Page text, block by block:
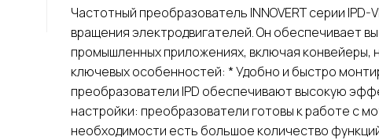
Частотный преобразователь INNOVERT серии
вращения электродвигателей. Он обеспечивает
промышленных приложениях, включая конвейеры,
ключевых особенностей: * Удобно и быстро
преобразователи IPD обеспечивают высокую
настройки: преобразователи готовы к работе с
необходимости есть большое количество